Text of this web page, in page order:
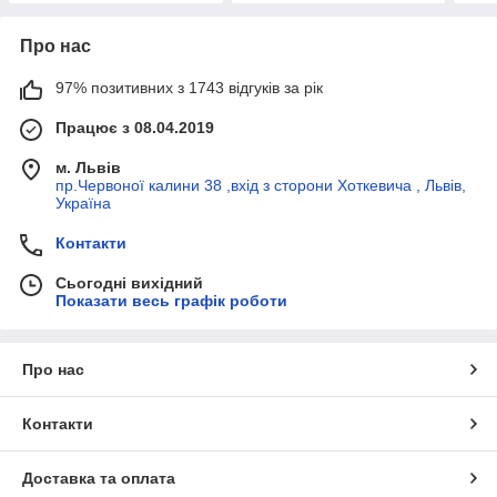
Про нас
97% позитивних з 1743 відгуків за рік
Працює з 08.04.2019
м. Львів
пр.Червоної калини 38 ,вхід з сторони Хоткевича , Львів,
Україна
Контакти
Сьогодні вихідний
Показати весь графік роботи
Про нас
Контакти
Доставка та оплата